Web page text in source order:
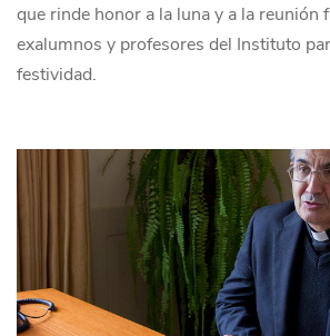
que rinde honor a la luna y a la reunión
exalumnos y profesores del Instituto
festividad.